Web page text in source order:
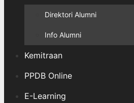
Direktori Alumni
Info Alumni
Kemitraan
PPDB Online
E-Learning